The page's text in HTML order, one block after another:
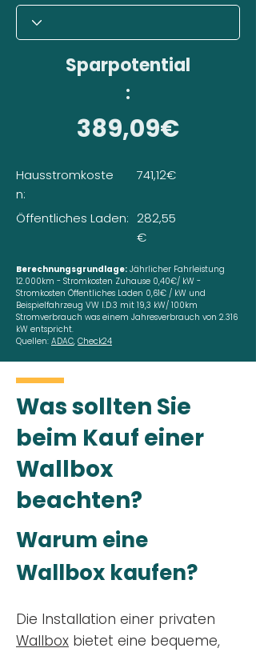
Sparpotential
:
389,09€
Hausstromkoste
n:
Öffentliches Laden:
741,12€
282,55
€
Berechnungsgrundlage: Jährlicher Fahrleistung
12.000km - Stromkosten Zuhause 0,40€/ kW -
Stromkosten Öffentliches Laden 0,61€ / kW und
Beispielfahrzeug VW I.D.3 mit 19,3 kW/ 100km
Stromverbrauch was einem Jahresverbrauch von 2.316
kW entspricht.
Quellen: ADAC, Check24
Was sollten Sie
beim Kauf einer
Wallbox
beachten?
Warum eine
Wallbox kaufen?
Die Installation einer privaten
Wallbox bietet eine bequeme,